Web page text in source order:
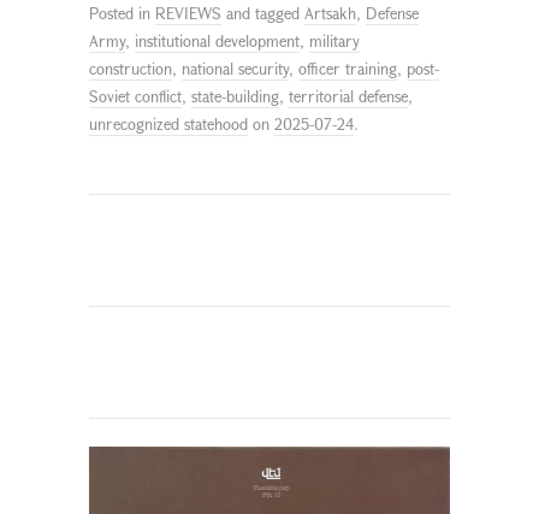
Posted in REVIEWS and tagged Artsakh, Defense
Army, institutional development, military
construction, national security, officer training, post-
Soviet conflict, state-building, territorial defense,
unrecognized statehood on 2025-07-24.